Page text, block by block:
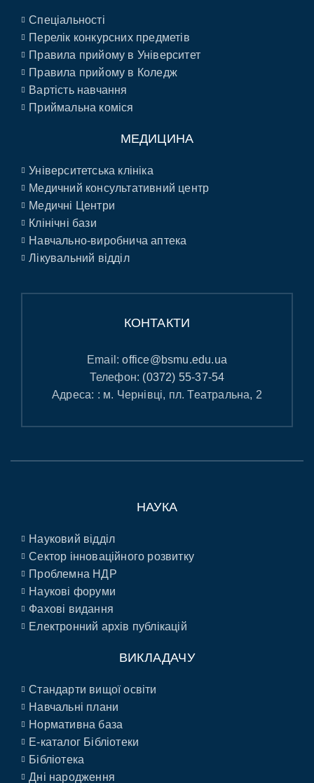
Спеціальності
Перелік конкурсних предметів
Правила прийому в Університет
Правила прийому в Коледж
Вартість навчання
Приймальна коміся
МЕДИЦИНА
Університетська клініка
Медичний консультативний центр
Медичні Центри
Клінічні бази
Навчально-виробнича аптека
Лікувальний відділ
КОНТАКТИ
Email:office@bsmu.edu.ua
Телефон: (0372) 55-37-54
Адреса: : м. Чернівці, пл. Театральна, 2
НАУКА
Науковий відділ
Сектор інноваційного розвитку
Проблемна НДР
Наукові форуми
Фахові видання
Електронний архів публікацій
ВИКЛАДАЧУ
Стандарти вищої освіти
Навчальні плани
Нормативна база
E-каталог Бібліотеки
Бібліотека
Дні народження